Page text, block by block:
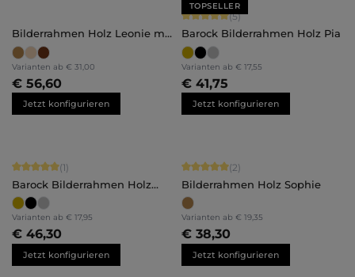
Bilderrahmen Holz Leonie mit
Abstandsleiste
Varianten ab € 31,00
€ 56,60
Jetzt konfigurieren
TOPSELLER
Durchschnittliche Bewertung von 5
(5)
Barock Bilderrahmen Holz Pia
Varianten ab € 17,55
€ 41,75
Jetzt konfigurieren
Durchschnittliche Bewertung von 5 von 5 Sternen
(1)
Barock Bilderrahmen Holz
Daria
Varianten ab € 17,95
€ 46,30
Jetzt konfigurieren
Durchschnittliche Bewertung von 5
(2)
Bilderrahmen Holz Sophie
Varianten ab € 19,35
€ 38,30
Jetzt konfigurieren